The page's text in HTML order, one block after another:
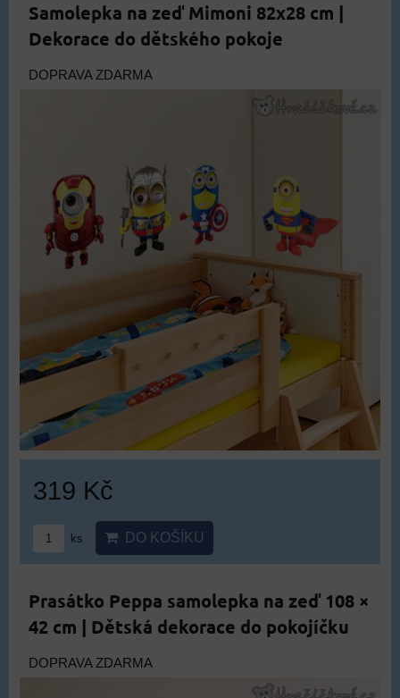
Samolepka na zeď Mimoni 82x28 cm |
Dekorace do dětského pokoje
DOPRAVA ZDARMA
319 Kč
ks DO KOŠÍKU
Prasátko Peppa samolepka na zeď 108 ×
42 cm | Dětská dekorace do pokojíčku
DOPRAVA ZDARMA